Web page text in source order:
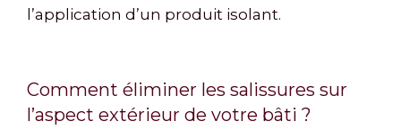
l’application d’un produit isolant.
Comment éliminer les salissures sur
l’aspect extérieur de votre bâti ?